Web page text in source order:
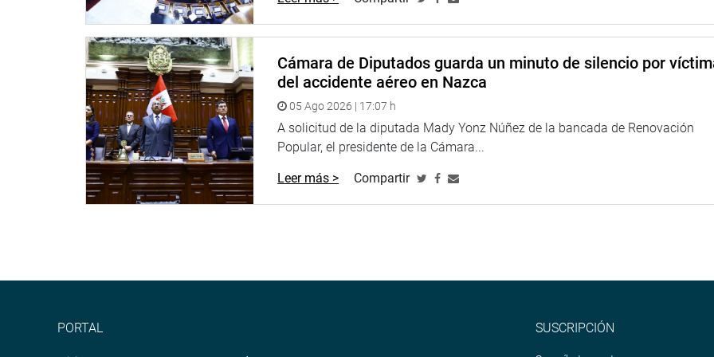
con todos los países limítrofes; los proyectos programados para su ejecución en el presente año y las fuentes de
financiamiento que se requieren para su concreción.
El funcionario indicó que forman parte del proyecto nueve regiones, 29 provincias y 84 distritos que tienen
características de aislamiento, exclusión y necesidades básicas insatisfechas y pobreza.
Durante su exposición, Del Campo informó sobre las limitaciones económicas que existen para materializar las
propuestas.
De igual manera la falta de articulación entre los proyectos presentados y los que tiene el gobierno local y
regional, lo que ocasiona que no haya el presupuesto que se requiere.
Cámara de Diputados guarda un minuto de silencio por
del accidente aéreo en Nazca
05 Ago 2026 | 17:07 h
A solicitud de la diputada Mady Yonz Núñez de la bancada de Renovación
Popular, el presidente de la Cámara...
Leer más > Compartir
PORTAL SUSCRIPCIÓN